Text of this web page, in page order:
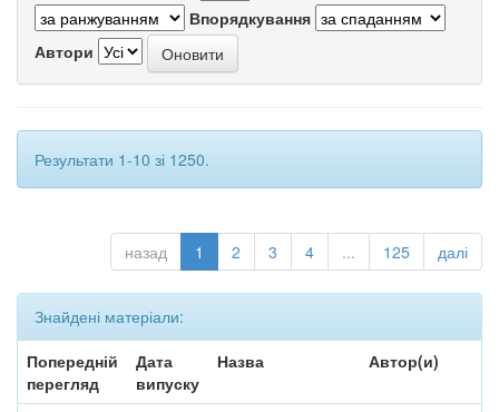
Впорядкування
Автори
Результати 1-10 зі 1250.
назад 1 2 3 4 ... 125 далі
Знайдені матеріали:
Попередній
перегляд
Дата
випуску
Назва Автор(и)